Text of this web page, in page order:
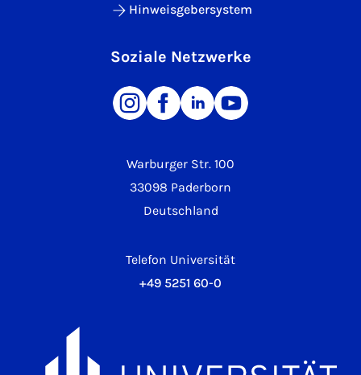
Warburger Str. 100
33098 Paderborn
Deutschland
Telefon Universität
+49 5251 60-0
Hinweisgebersystem
Soziale Netzwerke